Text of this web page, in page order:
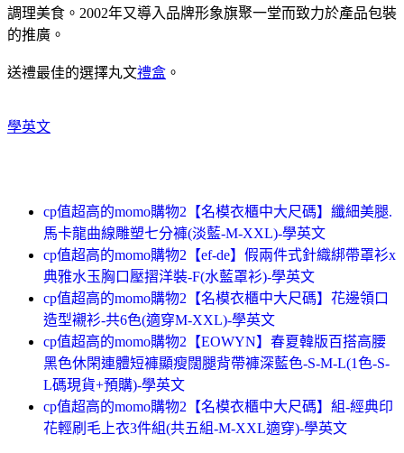
調理美食。2002年又導入品牌形象旗聚一堂而致力於產品包裝
的推廣。
送禮最佳的選擇丸文禮盒 。
學英文
cp值超高的momo購物2【名模衣櫃中大尺碼】纖細美腿.
馬卡龍曲線雕塑七分褲(淡藍-M-XXL)-學英文
cp值超高的momo購物2【ef-de】假兩件式針織綁帶罩衫x
典雅水玉胸口壓摺洋裝-F(水藍罩衫)-學英文
cp值超高的momo購物2【名模衣櫃中大尺碼】花邊領口
造型襯衫-共6色(適穿M-XXL)-學英文
cp值超高的momo購物2【EOWYN】春夏韓版百搭高腰
黑色休閑連體短褲顯瘦闊腿背帶褲深藍色-S-M-L(1色-S-
L碼現貨+預購)-學英文
cp值超高的momo購物2【名模衣櫃中大尺碼】組-經典印
花輕刷毛上衣3件組(共五組-M-XXL適穿)-學英文